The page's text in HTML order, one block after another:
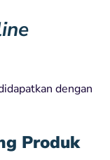
dengan
Produk